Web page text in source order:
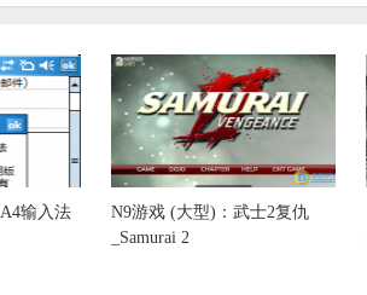
输入法
N9游戏 (大型)：武士2复仇
_Samurai 2